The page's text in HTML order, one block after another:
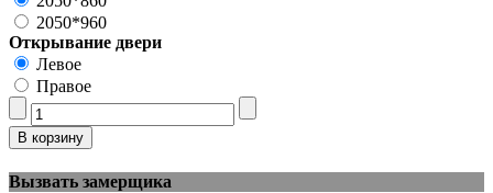
2050*960
Открывание двери
Левое
Правое
Вызвать замерщика